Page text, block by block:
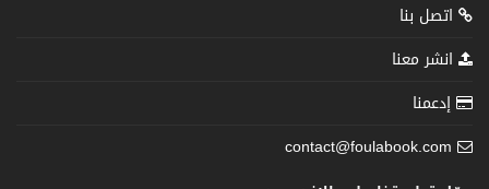
اتصل بنا
انشر معنا
إدعمنا
contact@foulabook.com